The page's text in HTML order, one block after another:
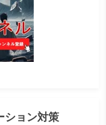
ション対策